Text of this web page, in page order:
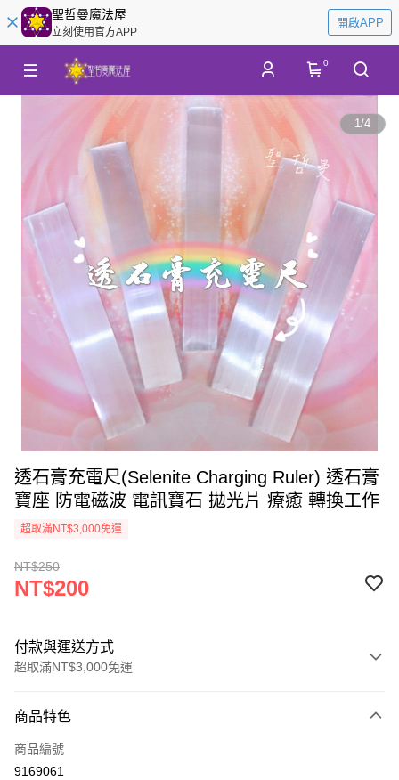
聖哲曼魔法屋
立刻使用官方APP
開啟APP
0
1/4
透石膏充電尺(Selenite Charging Ruler) 透石膏
寶座 防電磁波 電訊寶石 拋光片 療癒 轉換工作
超取滿NT$3,000免運
NT$250
NT$200
付款與運送方式
超取滿NT$3,000免運
信用卡一次付款
超商取貨付款
商品特色
商品編號
9169061